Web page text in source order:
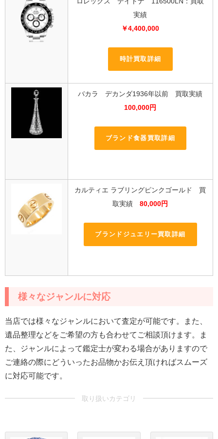
実績
￥4,400,000
時計買取詳細
バカラ デカンダ1936年以前 買取実績
100,000円
ブランド食器買取詳細
カルティエ ラブリングピンクゴールド 買
取実績80,000円
ブランドジュエリー買取詳細
様々なジャンルに対応
当店では様々なジャンルにおいて査定が可能です。また、
遺品整理などをご希望の方も合わせてご相談頂けます。ま
た、ジャンルによって鑑定士が変わる場合がありますので
ご連絡の際にどういったお品物かお伝え頂ければスムーズ
に対応可能です。